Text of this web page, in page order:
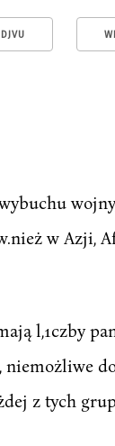
w Azji,
l,1czby
niemożliwe
z tych